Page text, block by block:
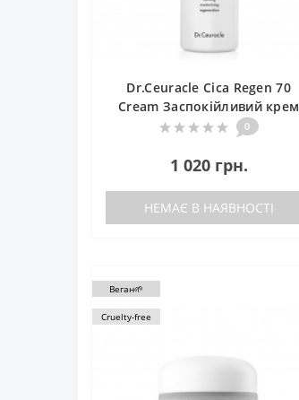
Dr.Ceuracle Cica Regen 70
Cream Заспокійливий крем
для обличчя з 70% центели
0
1 020 грн.
НЕМАЄ В НАЯВНОСТІ
Веган🌱
Cruelty-free